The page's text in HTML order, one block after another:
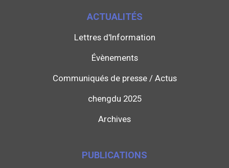
ACTUALITÉS
Lettres d'Information
Évènements
Communiqués de presse / Actus
chengdu 2025
Archives
PUBLICATIONS